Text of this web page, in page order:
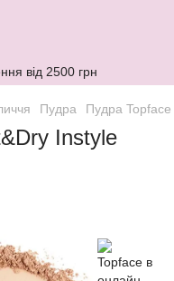
від 2500 грн
Пудра Пудра Topface
Instyle